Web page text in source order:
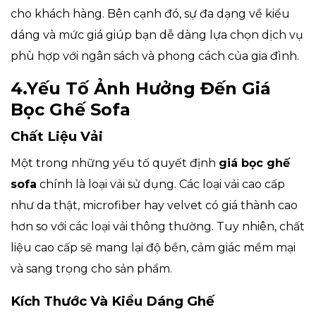
cho khách hàng. Bên cạnh đó, sự đa dạng về kiểu
dáng và mức giá giúp bạn dễ dàng lựa chọn dịch vụ
phù hợp với ngân sách và phong cách của gia đình.
4.Yếu Tố Ảnh Hưởng Đến Giá
Bọc Ghế Sofa
Chất Liệu Vải
Một trong những yếu tố quyết định giá bọc ghế
sofa chính là loại vải sử dụng. Các loại vải cao cấp
như da thật, microfiber hay velvet có giá thành cao
hơn so với các loại vải thông thường. Tuy nhiên, chất
liệu cao cấp sẽ mang lại độ bền, cảm giác mềm mại
và sang trọng cho sản phẩm.
Kích Thước Và Kiểu Dáng Ghế